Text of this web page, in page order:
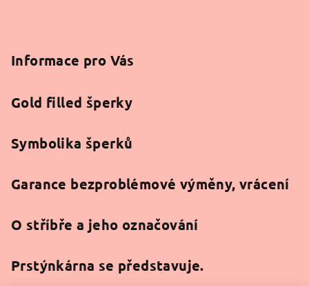
Informace pro Vás
Gold filled šperky
Symbolika šperků
Garance bezproblémové výměny, vrácení
O stříbře a jeho označování
Prstýnkárna se představuje.